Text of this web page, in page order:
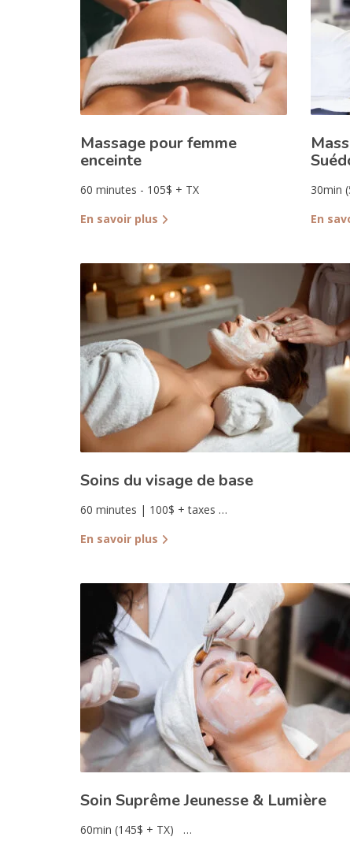
Massage pour femme
enceinte
60 minutes - 105$ + TX
En savoir plus
30min
En
Soins du visage de base
60 minutes | 100$ + taxes …
En savoir plus
Soin Suprême Jeunesse & Lumière
60min (145$ + TX) …